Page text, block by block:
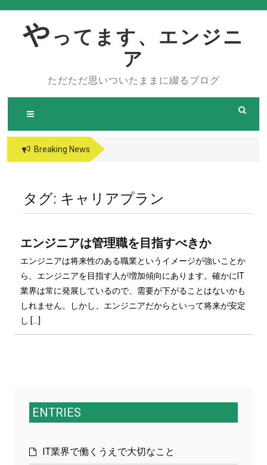
contentや ってます、エンジニ
ア
ただただ思いついたままに綴るブログ
Breaking News
タグ: キャリアプラン
エンジニアは管理職を目指すべきか
エンジニアは将来性のある職業というイメージが強いことか
ら、エンジニアを目指す人が増加傾向にあります。確かにIT
業界は常に発展しているので、需要が下がることはないかも
しれません。しかし、エンジニアだからといって将来が安定
し […]
ENTRIES
IT業界で働くうえで大切なこと